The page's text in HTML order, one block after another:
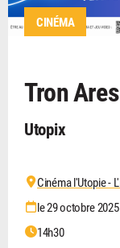
CINÉMA
Tron
Utopix
Cinéma l'Utopie -
le 29 octobre 2025
14h30